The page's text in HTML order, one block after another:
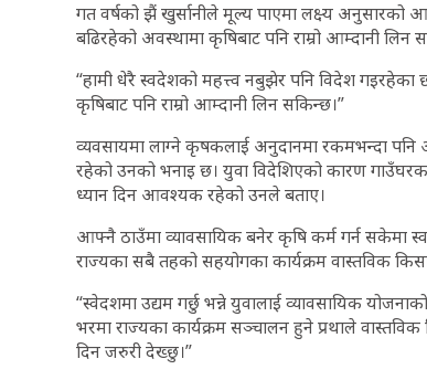
गत वर्षको झैं खुर्सानीले मूल्य पाएमा लक्ष्य अनुसारको
बढिरहेको अवस्थामा कृषिबाट पनि राम्रो आम्दानी
“हामी धेरै स्वदेशको महत्त्व नबुझेर पनि विदेश
कृषिबाट पनि राम्रो आम्दानी लिन सकिन्छ।”
व्यवसायमा लाग्ने कृषकलाई अनुदानमा रकमभन्दा
रहेको उनको भनाइ छ। युवा विदेशिएको कारण
ध्यान दिन आवश्यक रहेको उनले बताए।
आफ्नै ठाउँमा व्यावसायिक बनेर कृषि कर्म गर्न सकेमा
राज्यका सबै तहको सहयोगका कार्यक्रम वास्तविक
“स्वेदशमा उद्यम गर्छु भन्ने युवालाई व्यावसायिक
भरमा राज्यका कार्यक्रम सञ्चालन हुने प्रथाले
दिन जरुरी देख्छु।”